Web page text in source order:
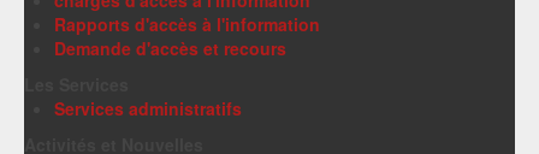
Rapports d'accès à l'information
Demande d'accès et recours
Services administratifs